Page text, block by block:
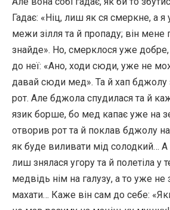
Гадає: «Ніц, лиш як ся смеркне, а
межи зілля та й пропаду; він мене
знайде». Но, смерклося уже
до неї: «Ано, ходи сюди, уже не
давай сюди мед». Та й хап бджолу
рот. Але бджола спудилася та й
язик борше, бо мед капає уже на
отворив рот та й поклав бджолу на
як буде виливати мід солодкий…
лиш знялася угору та й полетіла у
медвідь нім на галузу, а то уже не
махати… Каже він сам до себе: